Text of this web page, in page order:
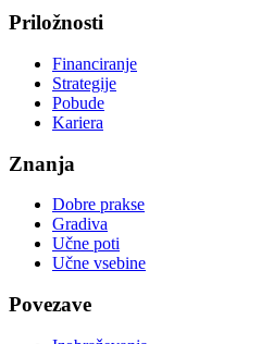
Priložnosti
Financiranje
Strategije
Pobude
Kariera
Znanja
Dobre prakse
Gradiva
Učne poti
Učne vsebine
Povezave